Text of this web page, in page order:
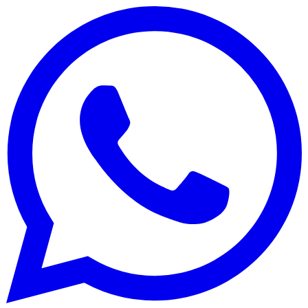
Flamengo